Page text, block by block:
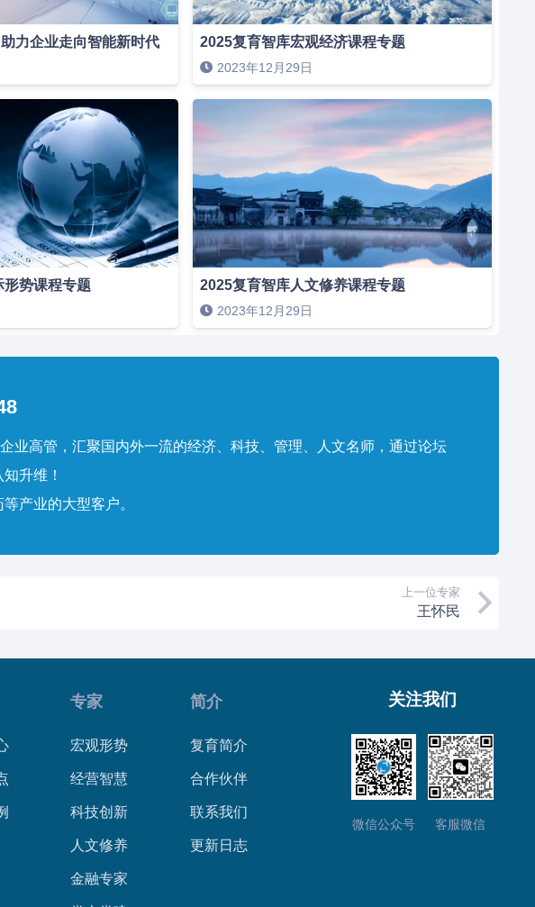
力企业走向智能新时代 2025复育智库宏观经济课程专题
2023年12月29日
形势课程专题 2025复育智库人文修养课程专题
2023年12月29日
业高管，汇聚国内外一流的经济、科技、管理、人文名师，通过论坛
升维！
产业的大型客户。
上一位专家
王怀民
专家
宏观形势
经营智慧
科技创新
人文修养
金融专家
简介
复育简介
合作伙伴
联系我们
更新日志
关注我们
微信公众号 客服微信